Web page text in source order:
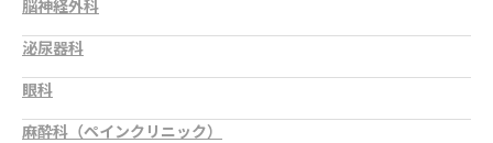
脳神経外科
泌尿器科
眼科
麻酔科（ペインクリニック）